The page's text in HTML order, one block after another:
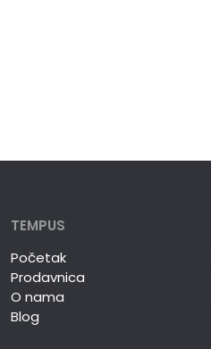
TEMPUS
Početak
Prodavnica
O nama
Blog